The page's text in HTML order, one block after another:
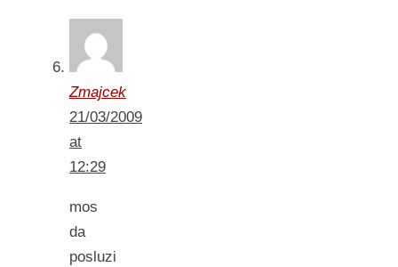
Zmajcek
21/03/2009
at
12:29
mos
da
posluzi